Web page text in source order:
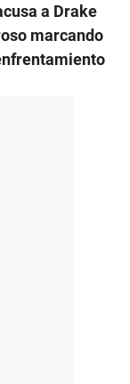
a Drake
marcando